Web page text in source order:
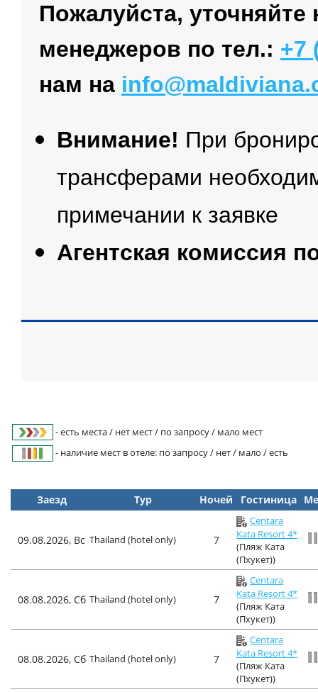
Пожалуйста,
менеджеров по тел.: +7
нам на
Внимание! При
трансферами
примечании к заявке
Агентская комиссия
- есть места / нет мест / по запросу / мало мест
- наличие мест в отеле: по запросу / нет / мало / есть
Заезд Тур Ночей Гостиница
09.08.2026, Вс Thailand (hotel only) 7
Centara
Kata Resort 4*
(Пляж Ката
(Пхукет))
08.08.2026, Сб Thailand (hotel only) 7
Centara
Kata Resort 4*
(Пляж Ката
(Пхукет))
08.08.2026, Сб Thailand (hotel only) 7
Centara
Kata Resort 4*
(Пляж Ката
(Пхукет))